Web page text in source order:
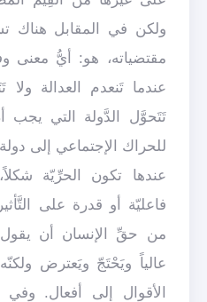
ولكن في المقابل هناك
مقتضياته، هو: أيُّ معنى
عندما تَنعدم العدالة
تَتَحوَّل الدَّولة التي يجب
للحراك الإجتماعي إلى
عندها تكون الحرِّيّة
فاعليّة أو قدرة على
من حقِّ الإنسان أن
عالياً ويَحْتَجّ ويَعترض
الأقوال إلى أفعال.